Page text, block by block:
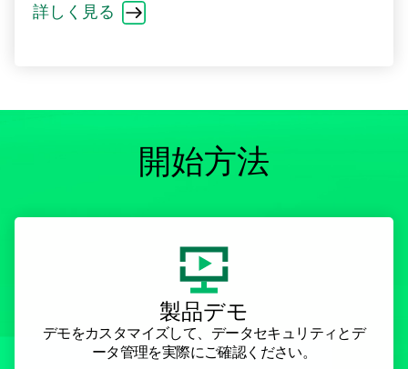
詳しく見る
開始方法
製品デモ
デモをカスタマイズして、データセキュリティとデ
ータ管理を実際にご確認ください。